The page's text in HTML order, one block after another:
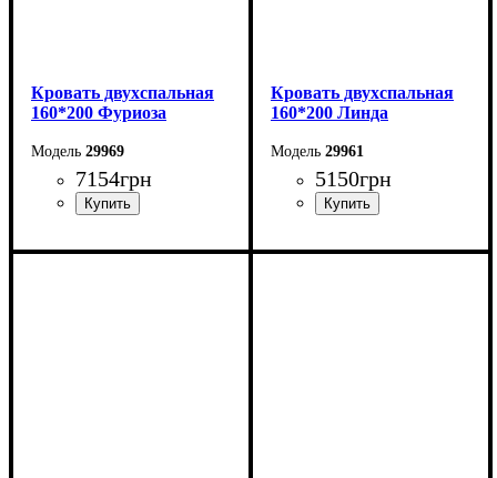
Кровать двухспальная
160*200 Фуриоза
29969
7154грн
Ширина: 164,2 см
Кровать двухспальная
160*200 Линда
29961
5150грн
Ширина: 164,6 см